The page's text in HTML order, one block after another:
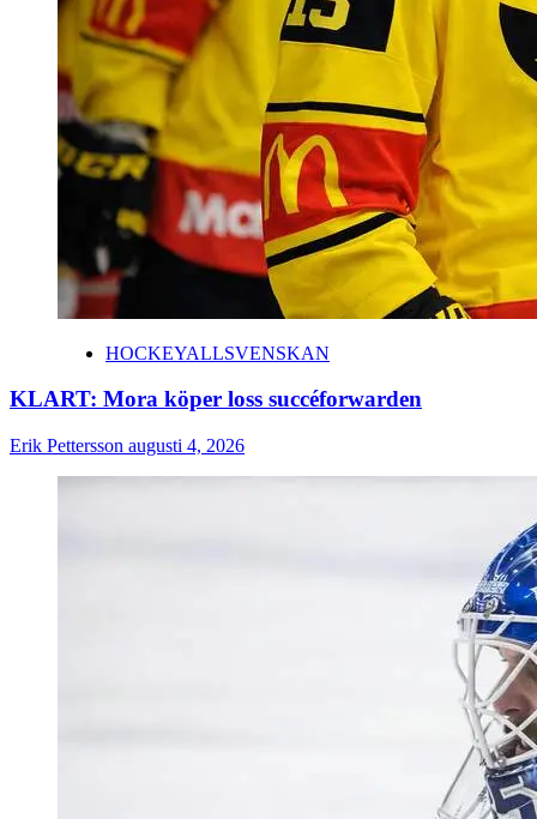
HOCKEYALLSVENSKAN
KLART: Mora köper loss succéforwarden
Erik Pettersson augusti 4, 2026